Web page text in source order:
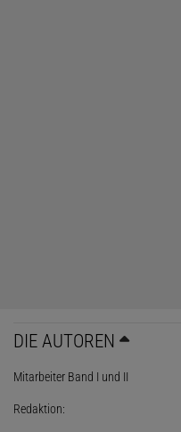
DIE AUTOREN
Mitarbeiter Band I und II
Redaktion: